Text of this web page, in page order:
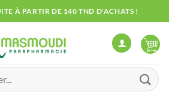
À PARTIR DE 140 TND D'ACHATS !